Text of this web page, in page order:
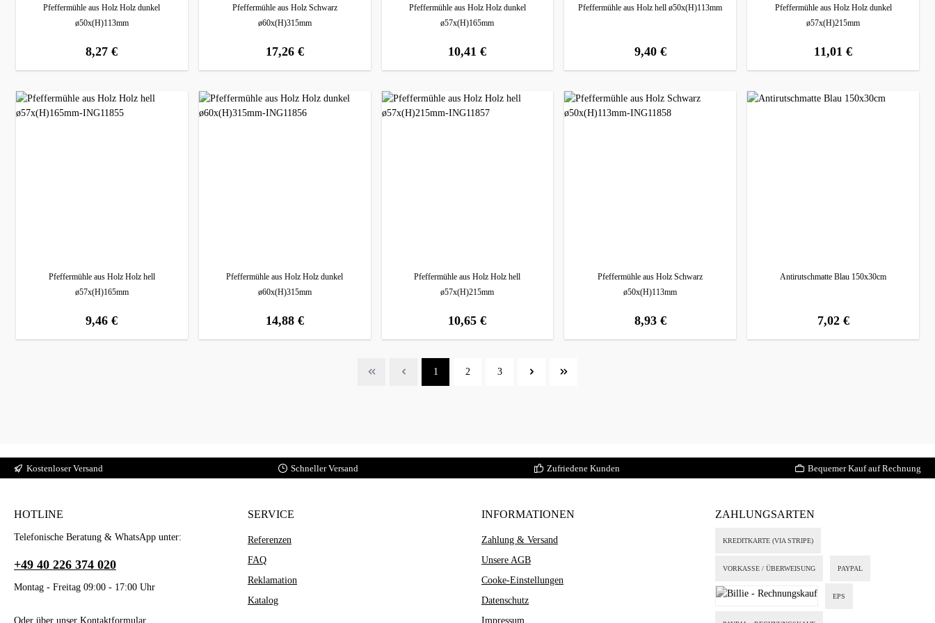
Pfeffermühle aus Holz Holz dunkel
ø50x(H)113mm
regulärer preis:
8,27 €
Pfeffermühle aus Holz Schwarz
ø60x(H)315mm
regulärer preis:
17,26 €
Pfeffermühle aus Holz Holz dunkel
ø57x(H)165mm
regulärer preis:
10,41 €
Pfeffermühle aus Holz hell ø50x(H)113mm
regulärer preis:
9,40 €
Pfeffermühle aus Holz Holz dunkel
ø57x(H)215mm
regulärer preis:
11,01 €
Pfeffermühle aus Holz Holz hell
ø57x(H)165mm
regulärer preis:
9,46 €
Pfeffermühle aus Holz Holz dunkel
ø60x(H)315mm
regulärer preis:
14,88 €
Pfeffermühle aus Holz Holz hell
ø57x(H)215mm
regulärer preis:
10,65 €
Pfeffermühle aus Holz Schwarz
ø50x(H)113mm
regulärer preis:
8,93 €
Antirutschmatte Blau 150x30cm
regulärer preis:
7,02 €
Seite
1 Seite
2 Seite
3
Kostenloser Versand Schneller Versand Zufriedene Kunden Bequemer Kauf auf Rechnung
HOTLINE
Telefonische Beratung & WhatsApp unter:
+49 40 226 374 020
Montag - Freitag 09:00 - 17:00 Uhr
Oder über unser Kontaktformular.
SERVICE
Referenzen
FAQ
Reklamation
Katalog
INFORMATIONEN
Zahlung & Versand
Unsere AGB
Cooke-Einstellungen
Datenschutz
Impressum
ZAHLUNGSARTEN
KREDITKARTE (VIA STRIPE)
VORKASSE / ÜBERWEISUNG PAYPAL
EPS